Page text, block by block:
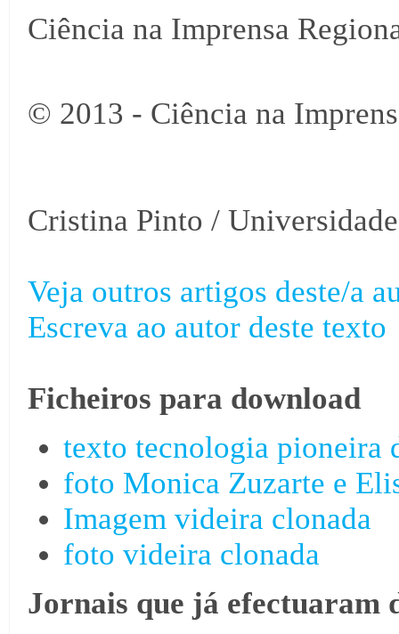
Ciência na Imprensa
© 2013 - Ciência na
Cristina Pinto /
Veja outros artigos deste/a
Escreva ao autor deste texto
Ficheiros para download
texto tecnologia pioneira
foto Monica Zuzarte e
Imagem videira clonada
foto videira clonada
Jornais que já efectuaram